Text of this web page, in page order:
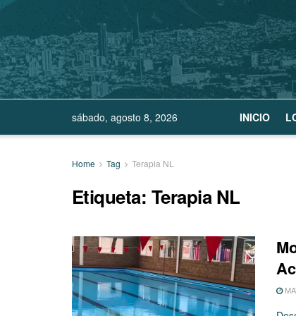
sábado, agosto 8, 2026 INICIO
Home Tag Terapia NL
Etiqueta: Terapia NL